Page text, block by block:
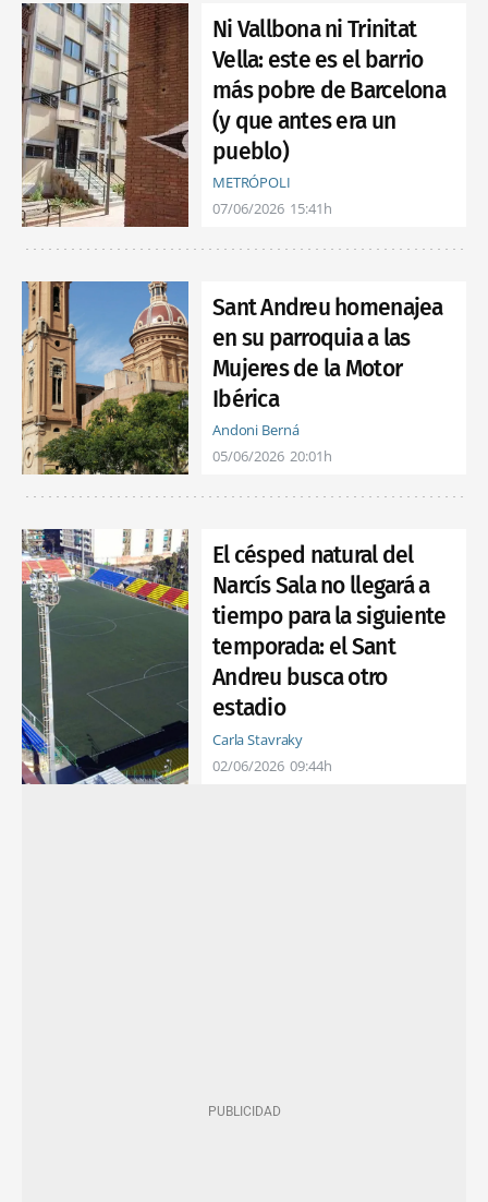
Ni Vallbona ni Trinitat
Vella: este es el barrio
más pobre de Barcelona
(y que antes era un
pueblo)
METRÓPOLI
07/06/2026 15:41h
Sant Andreu homenajea
en su parroquia a las
Mujeres de la Motor
Ibérica
Andoni Berná
05/06/2026 20:01h
El césped natural del
Narcís Sala no llegará a
tiempo para la siguiente
temporada: el Sant
Andreu busca otro
estadio
Carla Stavraky
02/06/2026 09:44h